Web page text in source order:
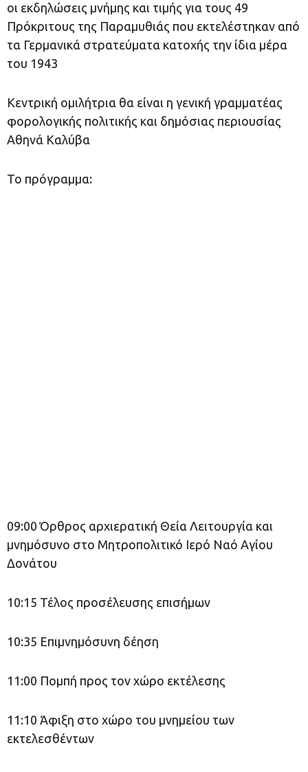
oι εκδηλώσεις μνήμης και τιμής για τους 49
Πρόκριτους της Παραμυθιάς που εκτελέστηκαν από
τα Γερμανικά στρατεύματα κατοχής την ίδια μέρα
του 1943
Κεντρική ομιλήτρια θα είναι η γενική γραμματέας
φορολογικής πολιτικής και δημόσιας περιουσίας
Αθηνά Kαλύβα
Το πρόγραμμα:
09:00 Όρθρος αρχιερατική Θεία Λειτουργία και
μνημόσυνο στο Μητροπολιτικό Ιερό Ναό Αγίου
Δονάτου
10:15 Τέλος προσέλευσης επισήμων
10:35 Επιμνημόσυνη δέηση
11:00 Πομπή προς τον χώρο εκτέλεσης
11:10 Άφιξη στο χώρο του μνημείου των
εκτελεσθέντων